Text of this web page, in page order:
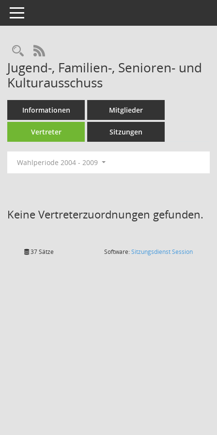
Toggle navigation
Rechercheauswahl
RSS-Feed
Jugend-, Familien-, Senioren- und
Kulturausschuss
Informationen Mitglieder
Vertreter Sitzungen
Wahlperiode 2004 - 2009
Keine Vertreterzuordnungen gefunden.
37 Sätze Software:SitzungsdienstSession(Wird in